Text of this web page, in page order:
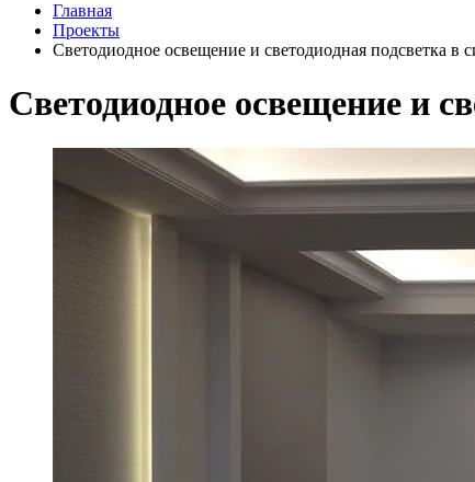
Главная
Проекты
Светодиодное освещение и светодиодная подсветка
Светодиодное освещение и